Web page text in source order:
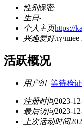
性别保密
生日-
个人主页https://
兴趣爱好лучшее
活跃概况
用户组 等待验
注册时间2023-
最后访问2023-
上次活动时间